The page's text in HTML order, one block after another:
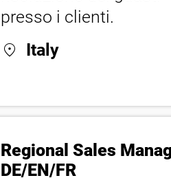
presso i clienti.
location_on Italy
Regional Sales
DE/EN/FR